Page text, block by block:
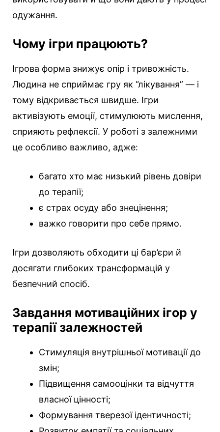
одужання.
Чому ігри працюють?
Ігрова форма знижує опір і тривожність.
Людина не сприймає гру як “лікування” — і
тому відкривається швидше. Ігри
активізують емоції, стимулюють мислення,
сприяють рефлексії. У роботі з залежними
це особливо важливо, адже:
багато хто має низький рівень довіри
до терапії;
є страх осуду або знецінення;
важко говорити про себе прямо.
Ігри дозволяють обходити ці бар’єри й
досягати глибоких трансформацій у
безпечний спосіб.
Завдання мотиваційних ігор у
терапії залежностей
Стимуляція внутрішньої мотивації до
змін;
Підвищення самооцінки та відчуття
власної цінності;
Формування тверезої ідентичності;